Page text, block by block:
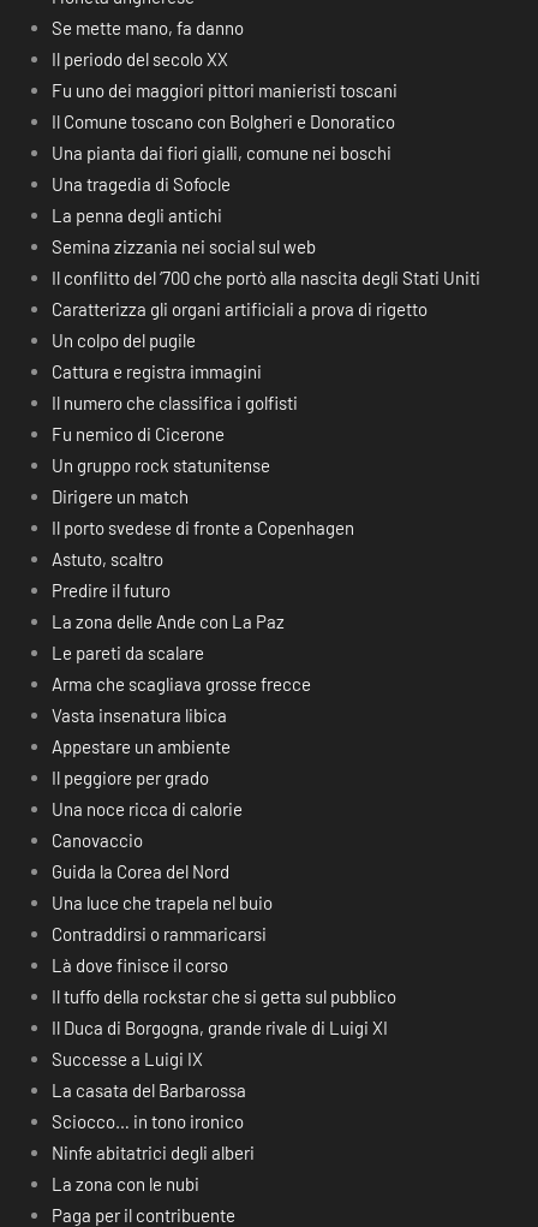
Se mette mano, fa danno
Il periodo del secolo XX
Fu uno dei maggiori pittori manieristi toscani
Il Comune toscano con Bolgheri e Donoratico
Una pianta dai fiori gialli, comune nei boschi
Una tragedia di Sofocle
La penna degli antichi
Semina zizzania nei social sul web
Il conflitto del ‘700 che portò alla nascita degli Stati Uniti
Caratterizza gli organi artificiali a prova di rigetto
Un colpo del pugile
Cattura e registra immagini
Il numero che classifica i golfisti
Fu nemico di Cicerone
Un gruppo rock statunitense
Dirigere un match
Il porto svedese di fronte a Copenhagen
Astuto, scaltro
Predire il futuro
La zona delle Ande con La Paz
Le pareti da scalare
Arma che scagliava grosse frecce
Vasta insenatura libica
Appestare un ambiente
Il peggiore per grado
Una noce ricca di calorie
Canovaccio
Guida la Corea del Nord
Una luce che trapela nel buio
Contraddirsi o rammaricarsi
Là dove finisce il corso
Il tuffo della rockstar che si getta sul pubblico
Il Duca di Borgogna, grande rivale di Luigi XI
Successe a Luigi IX
La casata del Barbarossa
Sciocco… in tono ironico
Ninfe abitatrici degli alberi
La zona con le nubi
Paga per il contribuente